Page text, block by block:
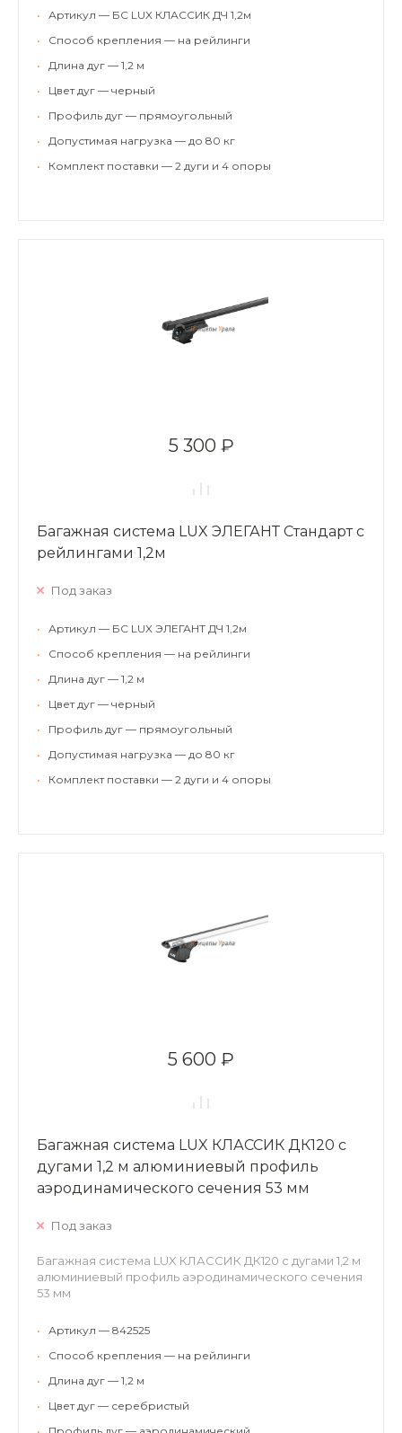
•
Артикул — БС LUX КЛАССИК ДЧ 1,2м
•
Способ крепления — на рейлинги
•
Длина дуг — 1,2 м
•
Цвет дуг — черный
•
Профиль дуг — прямоугольный
•
Допустимая нагрузка — до 80 кг
•
Комплект поставки — 2 дуги и 4 опоры
5 300 ₽
Багажная система LUX ЭЛЕГАНТ Стандарт с
рейлингами 1,2м
Под заказ
•
Артикул — БС LUX ЭЛЕГАНТ ДЧ 1,2м
•
Способ крепления — на рейлинги
•
Длина дуг — 1,2 м
•
Цвет дуг — черный
•
Профиль дуг — прямоугольный
•
Допустимая нагрузка — до 80 кг
•
Комплект поставки — 2 дуги и 4 опоры
5 600 ₽
Багажная система LUX КЛАССИК ДК120 с
дугами 1,2 м алюминиевый профиль
аэродинамического сечения 53 мм
Под заказ
Багажная система LUX КЛАССИК ДК120 с дугами 1,2 м
алюминиевый профиль аэродинамического сечения
53 мм
•
Артикул — 842525
•
Способ крепления — на рейлинги
•
Длина дуг — 1,2 м
•
Цвет дуг — серебристый